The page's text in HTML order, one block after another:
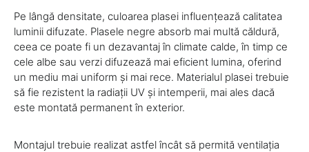
Pe lângă densitate, culoarea plasei influențează calitatea
luminii difuzate. Plasele negre absorb mai multă căldură,
ceea ce poate fi un dezavantaj în climate calde, în timp ce
cele albe sau verzi difuzează mai eficient lumina, oferind
un mediu mai uniform și mai rece. Materialul plasei trebuie
să fie rezistent la radiații UV și intemperii, mai ales dacă
este montată permanent în exterior.
Montajul trebuie realizat astfel încât să permită ventilația